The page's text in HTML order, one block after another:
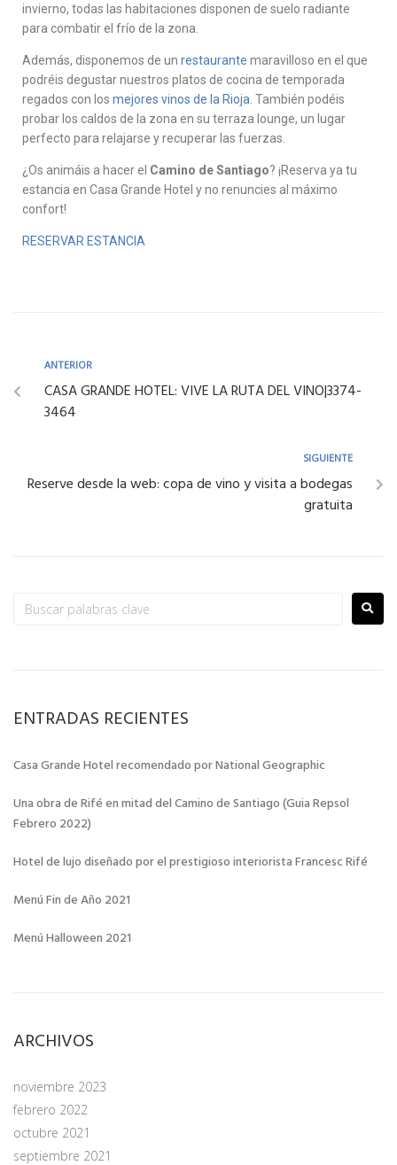
invierno, todas las habitaciones disponen de suelo radiante
para combatir el frío de la zona.
Además, disponemos de un restaurante maravilloso en el que
podréis degustar nuestros platos de cocina de temporada
regados con los mejores vinos de la Rioja . También podéis
probar los caldos de la zona en su terraza lounge, un lugar
perfecto para relajarse y recuperar las fuerzas.
¿Os animáis a hacer el Camino de Santiago? ¡Reserva ya tu
estancia en Casa Grande Hotel y no renuncies al máximo
confort!
RESERVAR ESTANCIA
ANTERIOR
CASA GRANDE HOTEL: VIVE LA RUTA DEL VINO|3374-
3464
SIGUIENTE
Reserve desde la web: copa de vino y visita a bodegas
gratuita
ENTRADAS RECIENTES
Casa Grande Hotel recomendado por National Geographic
Una obra de Rifé en mitad del Camino de Santiago (Guia Repsol
Febrero 2022)
Hotel de lujo diseñado por el prestigioso interiorista Francesc Rifé
Menú Fin de Año 2021
Menú Halloween 2021
ARCHIVOS
noviembre 2023
febrero 2022
octubre 2021
septiembre 2021